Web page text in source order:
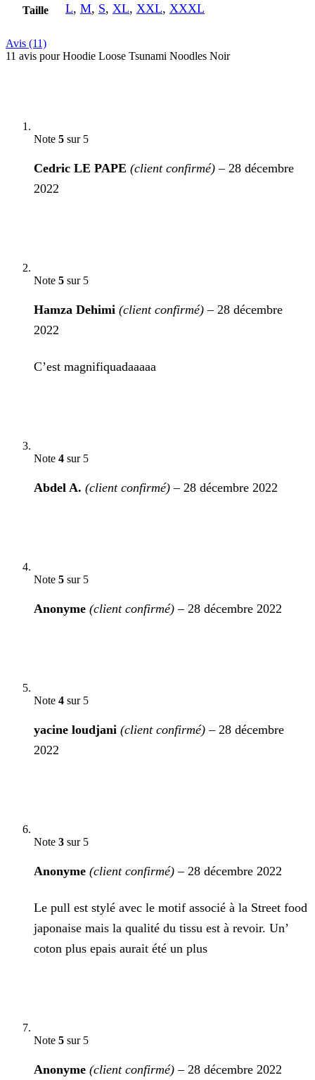
Taille L, M, S, XL, XXL, XXXL
Avis (11)
11 avis pourHoodie Loose Tsunami Noodles Noir
Note 5 sur 5
Cedric LE PAPE (client confirmé) – 28 décembre
2022
Note 5 sur 5
Hamza Dehimi (client confirmé) – 28 décembre
2022
C’est magnifiquadaaaaa
Note 4 sur 5
Abdel A. (client confirmé) – 28 décembre 2022
Note 5 sur 5
Anonyme (client confirmé) – 28 décembre 2022
Note 4 sur 5
yacine loudjani (client confirmé) – 28 décembre
2022
Note 3 sur 5
Anonyme (client confirmé) – 28 décembre 2022
Le pull est stylé avec le motif associé à la Street food
japonaise mais la qualité du tissu est à revoir. Un’
coton plus epais aurait été un plus
Note 5 sur 5
Anonyme (client confirmé) – 28 décembre 2022